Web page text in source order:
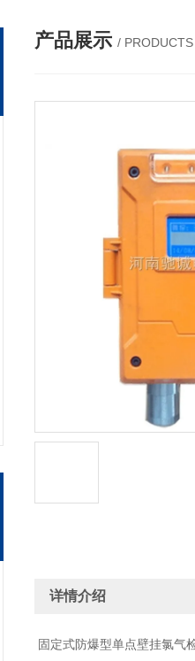
产品展示 / PRODUCTS
详情介绍
固定式防爆型单点壁挂氯气